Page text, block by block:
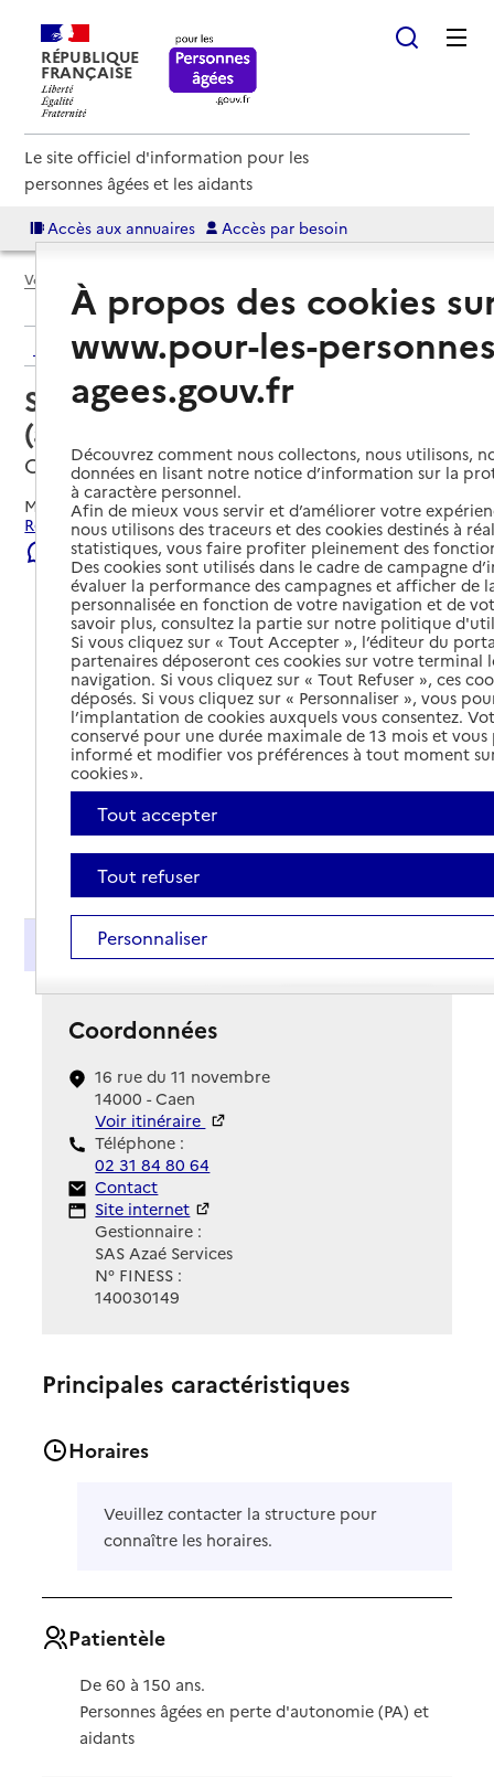
RÉPUBLIQUE
FRANÇAISE
Le site officiel d'information pour les
personnes âgées et les aidants
Accès aux annuaires Accès par besoin
Voir le fil d’Ariane
Retour aux résultats de l'annuaire
Service autonomie à domicile
(aide) – Azaé Services
Caen, CALVADOS
Mis à jour le06/08/2026
Rechercher les établissements et services autour de Caen.
Signaler une erreur
Présentation
Coordonnées
16 rue du 11 novembre
14000 - Caen
Voir itinéraire
Téléphone :
02 31 84 80 64
Contact
Contact
Site Internet
Site internet
Gestionnaire :
SAS Azaé Services
N° FINESS :
140030149
Principales caractéristiques
Horaires
Veuillez contacter la structure pour
connaître les horaires.
Patientèle
De 60 à 150 ans.
Personnes âgées en perte d'autonomie (PA) et
aidants
À propos des cookies
www.pour-les-
agees.gouv.fr
Découvrez comment nous collectons, nous utilisons,
données en lisant notre notice d’information sur la
à caractère personnel.
Afin de mieux vous servir et d’améliorer votre
nous utilisons des traceurs et des cookies destinés à
statistiques, vous faire profiter pleinement des
Des cookies sont utilisés dans le cadre de campagne
évaluer la performance des campagnes et afficher de
personnalisée en fonction de votre navigation et de
savoir plus, consultez la partie sur notre politique
Si vous cliquez sur « Tout Accepter », l’éditeur du
partenaires déposeront ces cookies sur votre terminal
navigation. Si vous cliquez sur « Tout Refuser », ces
déposés. Si vous cliquez sur « Personnaliser », vous
l’implantation de cookies auxquels vous consentez.
conservé pour une durée maximale de 13 mois et
informé et modifier vos préférences à tout moment
cookies ».
Tout accepter
Tout refuser
Personnaliser